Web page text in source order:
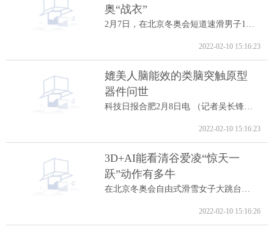
奥“战衣”
2022-02-10 15:16:23
媲美人脑能效的类脑突触原型
器件问世
2022-02-10 15:16:23
3D+AI能看清谷爱凌“惊天一
跃”动作有多牛
2022-02-10 15:16:26